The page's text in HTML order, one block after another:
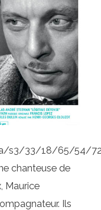
s3/33/18/65/54/
chanteuse de
Maurice
Ils